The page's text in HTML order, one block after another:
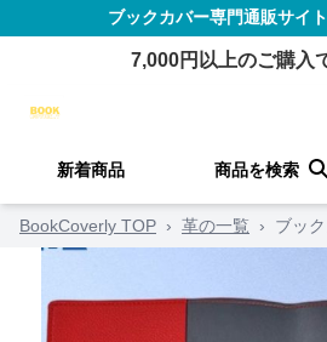
ブックカバー専門通販サイト
7,000円以上のご購入
新着商品 商品を検索
BookCoverly TOP › 革の一覧 › ブッ